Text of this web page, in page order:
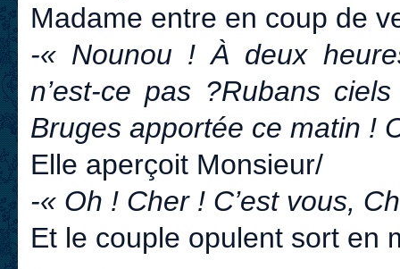
Madame entre en coup de
-« Nounou ! À deux
n’est-ce pas ?Rubans
Bruges apportée ce matin !
Elle aperçoit Monsieur/
-« Oh ! Cher ! C’est vous,
Et le couple opulent sort en